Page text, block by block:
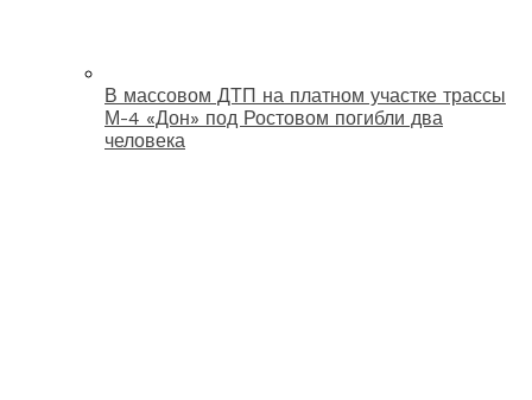
В массовом ДТП на платном участке трассы
М-4 «Дон» под Ростовом погибли два
человека